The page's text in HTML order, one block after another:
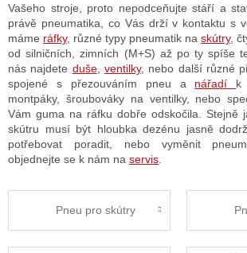
Vašeho stroje, proto nepodceňujte stáří a
právě pneumatika, co Vás drží v kontaktu s
máme ráfky, různé typy pneumatik na skútry,
od silničních, zimních (M+S) až po ty spíše
nás najdete duše,ventilky, nebo další různé
spojené s přezouváním pneu a nářadí k
montpáky, šroubováky na ventilky, nebo
Vám guma na ráfku dobře odskočila. Stejně
skútru musí být hloubka dezénu jasně
potřebovat poradit, nebo vyměnit
objednejte se k nám na servis
Pneu pro skútry